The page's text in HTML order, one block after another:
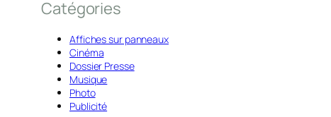
Catégories
Affiches sur panneaux
Cinéma
Dossier Presse
Musique
Photo
Publicité